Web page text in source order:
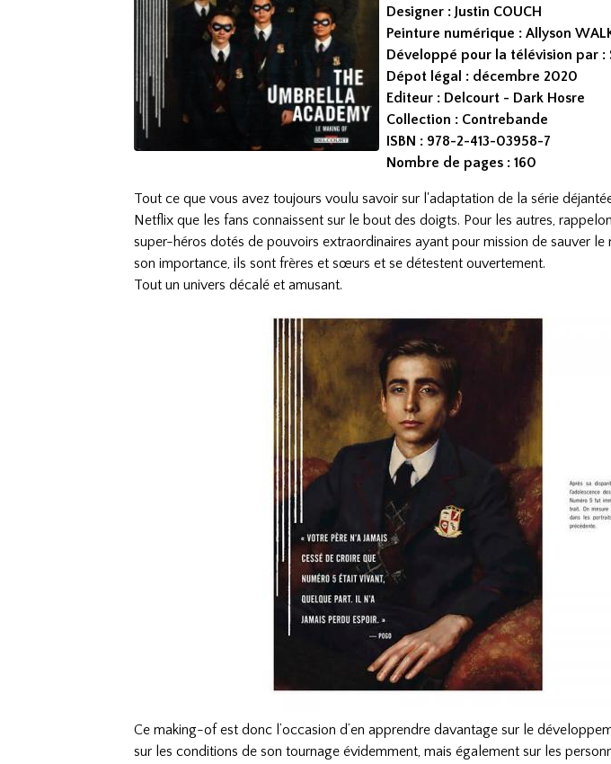
Designer : Justin COUCH
Peinture numérique : Allyson
Développé pour la télévision par :
Dépot légal : décembre 2020
Editeur : Delcourt - Dark Hosre
Collection : Contrebande
ISBN : 978-2-413-03958-7
Nombre de pages : 160
Tout ce que vous avez toujours voulu savoir sur l'adaptation de la série
Netflix que les fans connaissent sur le bout des doigts. Pour les autres,
super-héros dotés de pouvoirs extraordinaires ayant pour mission de sauver
son importance, ils sont frères et sœurs et se détestent ouvertement.
Tout un univers décalé et amusant.
Ce making-of est donc l’occasion d’en apprendre davantage sur le
sur les conditions de son tournage évidemment, mais également sur les